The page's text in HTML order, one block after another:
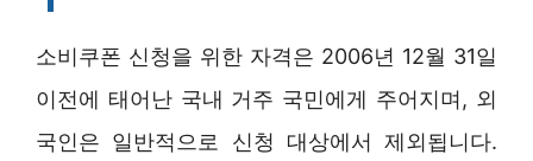
소비쿠폰 신청을 위한 자격은 2006년 12월 31일
이전에 태어난 국내 거주 국민에게 주어지며, 외
국인은 일반적으로 신청 대상에서 제외됩니다.